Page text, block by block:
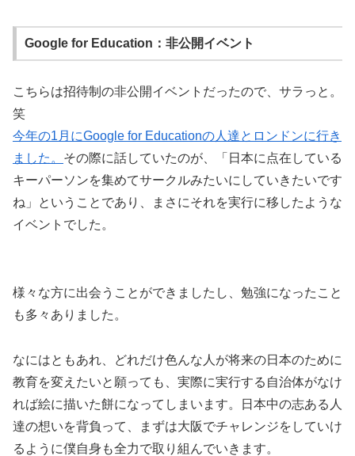
Google for Education：非公開イベント
こちらは招待制の非公開イベントだったので、サラっと。
笑
今年の1月にGoogle for Educationの人達とロンドンに行き
ました。 その際に話していたのが、「日本に点在している
キーパーソンを集めてサークルみたいにしていきたいです
ね」ということであり、まさにそれを実行に移したような
イベントでした。
様々な方に出会うことができましたし、勉強になったこと
も多々ありました。
なにはともあれ、どれだけ色んな人が将来の日本のために
教育を変えたいと願っても、実際に実行する自治体がなけ
れば絵に描いた餅になってしまいます。日本中の志ある人
達の想いを背負って、まずは大阪でチャレンジをしていけ
るように僕自身も全力で取り組んでいきます。